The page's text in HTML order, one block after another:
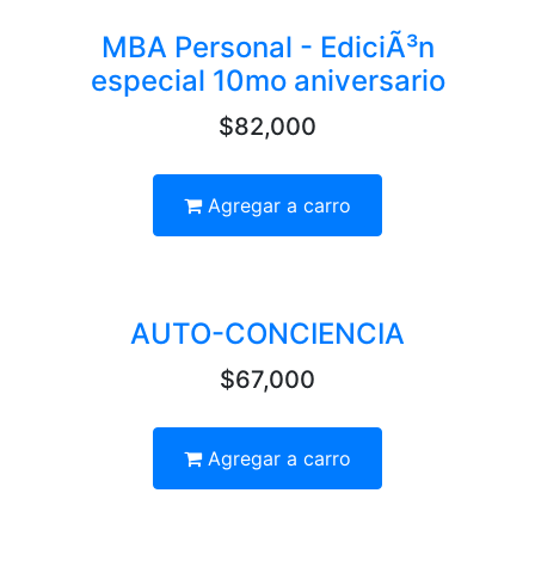
MBA Personal - EdiciÃ³n
especial 10mo aniversario
$82,000
Agregar a carro
AUTO-CONCIENCIA
$67,000
Agregar a carro